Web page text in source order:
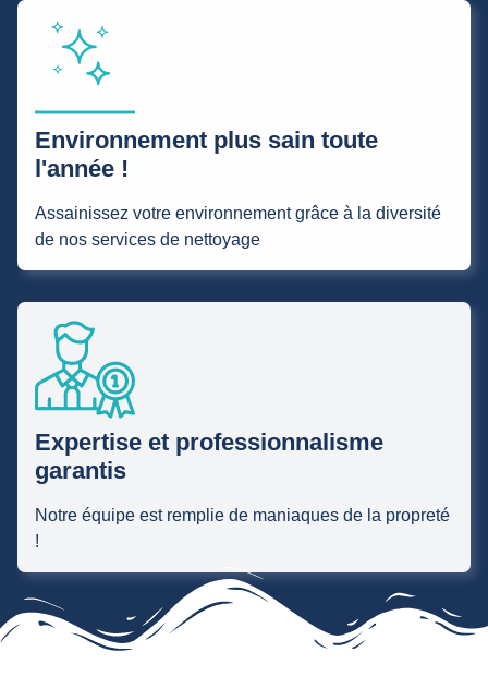
Environnement plus sain toute
l'année !
Assainissez votre environnement grâce à la diversité
de nos services de nettoyage
Expertise et professionnalisme
garantis
!